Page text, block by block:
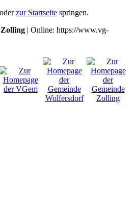
oderzur Startseite springen.
Zolling | Online: https://www.vg-